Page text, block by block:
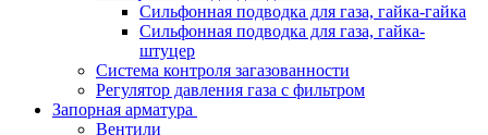
Сильфонная подводка для газа, гайка-гайка
Сильфонная подводка для газа, гайка-
штуцер
Система контроля загазованности
Регулятор давления газа с фильтром
Запорная арматура
Вентили